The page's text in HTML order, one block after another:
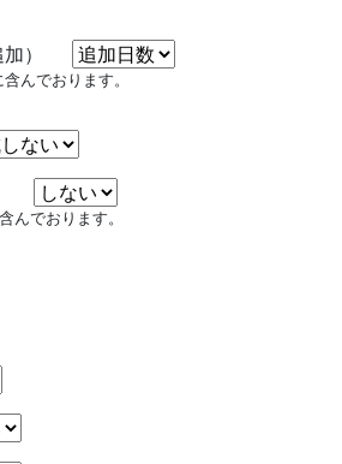
）
んでおります。
んでおります。